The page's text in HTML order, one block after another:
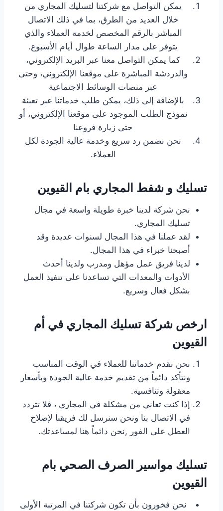
يمكن التواصل مع شركتنا لتسليك المجاري من
خلال العديد من الطرق، بما في ذلك الاتصال
المباشر بالرقم المخصص لخدمة العملاء والذي
يتوفر على مدار الساعة طوال أيام الأسبوع.
كما يمكن التواصل معنا عبر البريد الإلكتروني،
والدردشة المباشرة على موقعنا الإلكتروني، وحتى
عبر منصات الوسائط الاجتماعية
بالإضافة إلى ذلك، يمكن طلب خدماتنا عبر تعبئة
نموذج الطلب الموجود على موقعنا الإلكتروني، أو
حتى زيارة فروعنا
نحن نضمن رد سريع وخدمة عالية الجودة لكل
العملاء.
تسليك و شفط المجاري بام القيوين
نحن شركة لدينا خبرة طويلة واسعة في مجال
تسليك المجاري.
لقد عملنا في هذا المجال لسنوات عديدة وقد
أصبحنا خبراء في هذا المجال.
لدينا فريق عمل مؤهل ومدرب ولدينا أحدث
الأدوات والمعدات التي تساعدنا على تنفيذ العمل
بشكل فعال وسريع.
ارخص شركة تسليك المجاري في أم
القيوين
نحن نقدم خدماتنا للعملاء في الوقت المناسب
ونتأكد دائماً من تقديم خدمة عالية الجودة وبأسعار
معقولة وتنافسية.
إذا كنت تعاني من مشكلة في المجاري ، فلا تتردد
في الاتصال بنا ونحن سنرسل لك فريقنا لإصلاح
العطل على الفور ,نحن دائماً هنا لمساعدتك.
تسليك مواسير الصرف الصحي بام
القيوين
نحن فخورون بأن تكون شركتنا في المرتبة الأولى